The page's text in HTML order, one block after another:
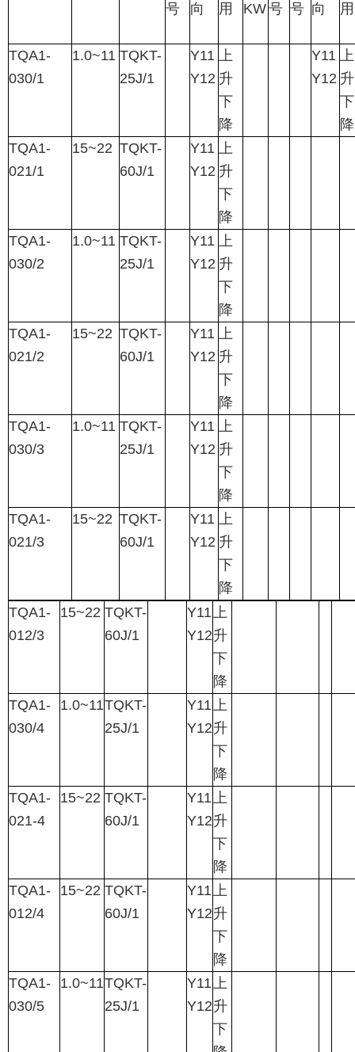
号
KW号 号
向
用
向
用
TQA1-
030/1
1.0~11 TQKT-
25J/1
Y11
Y12
上
升
下
降
Y11
Y12
上
升
下
降
TQA1-
021/1
15~22 TQKT-
60J/1
Y11
Y12
上
升
下
降
TQA1-
030/2
1.0~11 TQKT-
25J/1
Y11
Y12
上
升
下
降
TQA1-
021/2
15~22 TQKT-
60J/1
Y11
Y12
上
升
下
降
TQA1-
030/3
1.0~11 TQKT-
25J/1
Y11
Y12
上
升
下
降
TQA1-
021/3
15~22 TQKT-
60J/1
Y11
Y12
上
升
下
降
TQA1-
012/3
15~22 TQKT-
60J/1
Y11
Y12
上
升
下
降
TQA1-
030/4
1.0~11TQKT-
25J/1
Y11
Y12
上
升
下
降
TQA1-
021-4
15~22 TQKT-
60J/1
Y11
Y12
上
升
下
降
TQA1-
012/4
15~22 TQKT-
60J/1
Y11
Y12
上
升
下
降
TQA1-
030/5
1.0~11TQKT-
25J/1
Y11
Y12
上
升
下